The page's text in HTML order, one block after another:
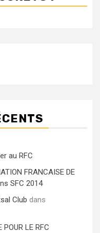
au RFC
FRANCAISE DE
SFC 2014
Club dans
POUR LE RFC